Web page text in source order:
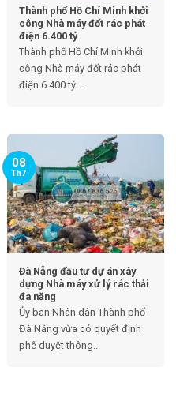
Thành phố Hồ Chí Minh khởi
công Nhà máy đốt rác phát
điện 6.400 tỷ
Thành phố Hồ Chí Minh khởi
công Nhà máy đốt rác phát
điện 6.400 tỷ...
Đà Nẵng đầu tư dự án xây
dựng Nhà máy xử lý rác thải
đa năng
Ủy ban Nhân dân Thành phố
Đà Nẵng vừa có quyết định
phê duyệt thông...
08
Th7